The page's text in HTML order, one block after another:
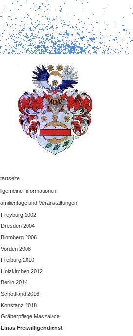
Informationen
und Veranstaltungen
Freyburg 2002
Dresden 2004
Blomberg 2006
Vorden 2008
Freiburg 2010
Holzkirchen 2012
Berlin 2014
Schottland 2016
Konstanz 2018
Gräberpflege Maszalaca
Linas Freiwilligendienst